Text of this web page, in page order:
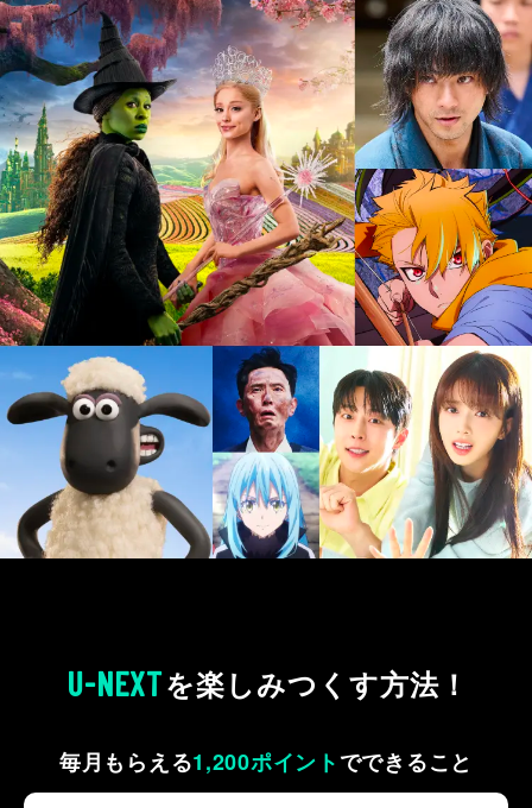
U-NEXTを楽しみつくす方法！
毎月もらえる1,200ポイントでできること